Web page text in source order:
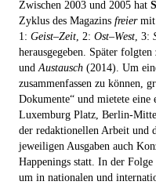
Zwischen 2003 und 2005 hat
Zyklus des Magazins freiermit
1: Geist–Zeit, 2: Ost–West, 3:
herausgegeben. Später
undAustausch (2014). Um
zusammenfassen zu können,
Dokumente“ und mietete eine
Luxemburg Platz, Berlin-
der redaktionellen Arbeit und
jeweiligen Ausgaben auch
Happenings statt. In der
um in nationalen und